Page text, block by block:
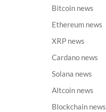
Bitcoin news
Ethereum news
XRP news
Cardano news
Solana news
Altcoin news
Blockchain news